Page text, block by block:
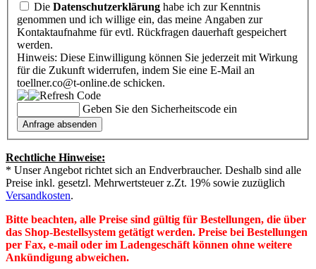
Die Datenschutzerklärung habe ich zur Kenntnis
genommen und ich willige ein, das meine Angaben zur
Kontaktaufnahme für evtl. Rückfragen dauerhaft gespeichert
werden.
Hinweis: Diese Einwilligung können Sie jederzeit mit Wirkung
für die Zukunft widerrufen, indem Sie eine E-Mail an
toellner.co@t-online.de schicken.
Geben Sie den Sicherheitscode ein
Rechtliche Hinweise:
* Unser Angebot richtet sich an Endverbraucher. Deshalb sind alle
Preise inkl. gesetzl. Mehrwertsteuer z.Zt. 19% sowie zuzüglich
Versandkosten.
Bitte beachten, alle Preise sind gültig für Bestellungen, die über
das Shop-Bestellsystem getätigt werden. Preise bei Bestellungen
per Fax, e-mail oder im Ladengeschäft können ohne weitere
Ankündigung abweichen.